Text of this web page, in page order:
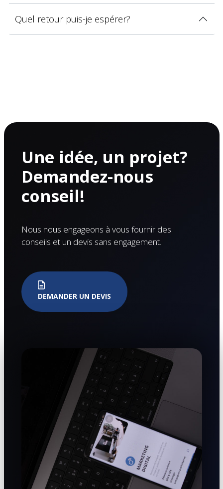
Quel retour puis-je espérer?
Une idée, un projet?
Demandez-nous
conseil!
Nous nous engageons à vous fournir des
conseils et un devis sans engagement.
DEMANDER UN DEVIS